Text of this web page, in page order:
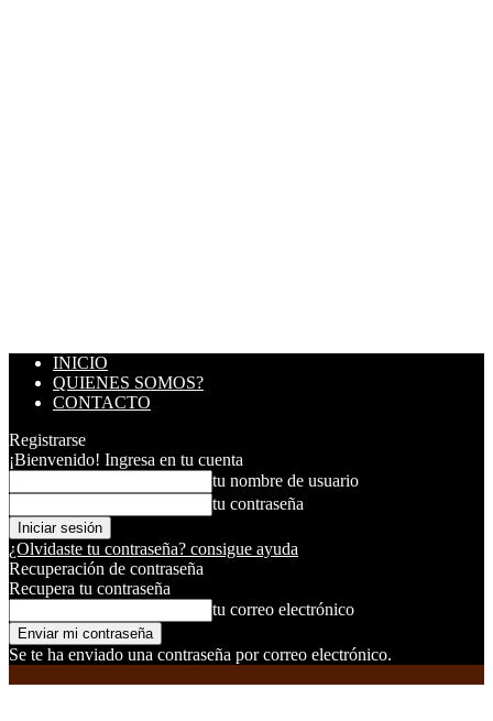
INICIO
QUIENES SOMOS?
CONTACTO
Registrarse
¡Bienvenido! Ingresa en tu cuenta
tu nombre de usuario
tu contraseña
¿Olvidaste tu contraseña? consigue ayuda
Recuperación de contraseña
Recupera tu contraseña
tu correo electrónico
Se te ha enviado una contraseña por correo electrónico.